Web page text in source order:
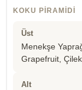
KOKU PIRAMIDI
Üst
Menekşe
Grapefruit, Çilek
Alt